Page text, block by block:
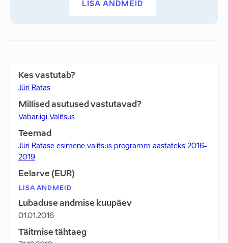
LISA ANDMEID
Kes vastutab?
Jüri Ratas
Millised asutused vastutavad?
Vabariigi Valitsus
Teemad
Jüri Ratase esimene valitsus programm aastateks 2016-
2019
Eelarve (EUR)
LISA ANDMEID
Lubaduse andmise kuupäev
01.01.2016
Täitmise tähtaeg